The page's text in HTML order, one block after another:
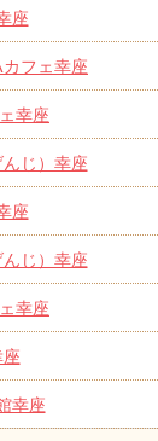
座
フェ幸座
幸座
じ）幸座
座
じ）幸座
幸座
幸座